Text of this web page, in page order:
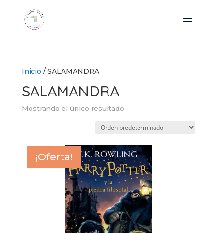
Inicio / SALAMANDRA
SALAMANDRA
Mostrando el único resultado
¡Oferta!